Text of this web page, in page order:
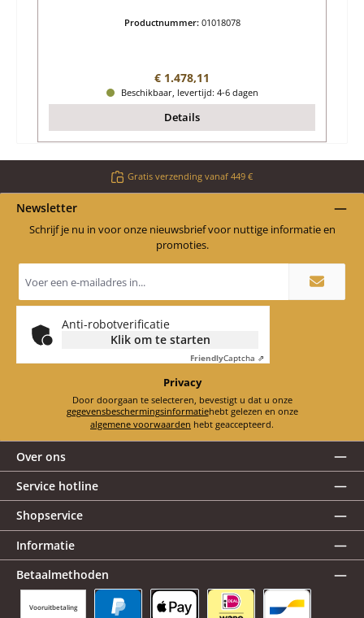
Productnummer: 01018078
Normale prijs:
€ 1.478,11
Beschikbaar, levertijd: 4-6 dagen
Details
Gratis verzending vanaf 449 €
Newsletter
Schrijf je nu in voor onze nieuwsbrief voor nuttige informatie en
promoties.
mailadres
*
Anti-robotverificatie
Klik om te starten
FriendlyCaptcha ⇗
Privacy
Door doorgaan te selecteren, bevestigt u dat u onze
gegevensbeschermingsinformatie
hebt gelezen en onze
algemene voorwaarden hebt geaccepteerd.
Over ons
Service hotline
Shopservice
Informatie
Betaalmethoden
Vooruitbetaling